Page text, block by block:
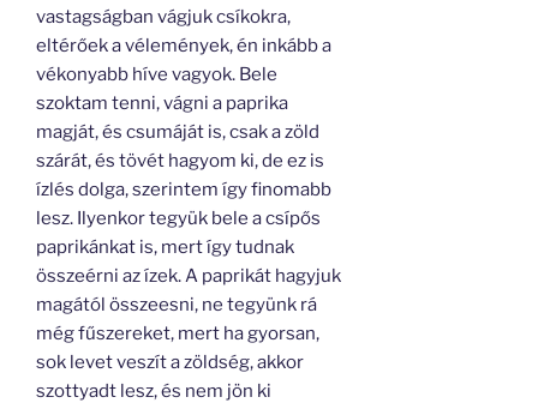
vastagságban vágjuk csíkokra,
eltérőek a vélemények, én inkább a
vékonyabb híve vagyok. Bele
szoktam tenni, vágni a paprika
magját, és csumáját is, csak a zöld
szárát, és tövét hagyom ki, de ez is
ízlés dolga, szerintem így finomabb
lesz. Ilyenkor tegyük bele a csípős
paprikánkat is, mert így tudnak
összeérni az ízek. A paprikát hagyjuk
magától összeesni, ne tegyünk rá
még fűszereket, mert ha gyorsan,
sok levet veszít a zöldség, akkor
szottyadt lesz, és nem jön ki